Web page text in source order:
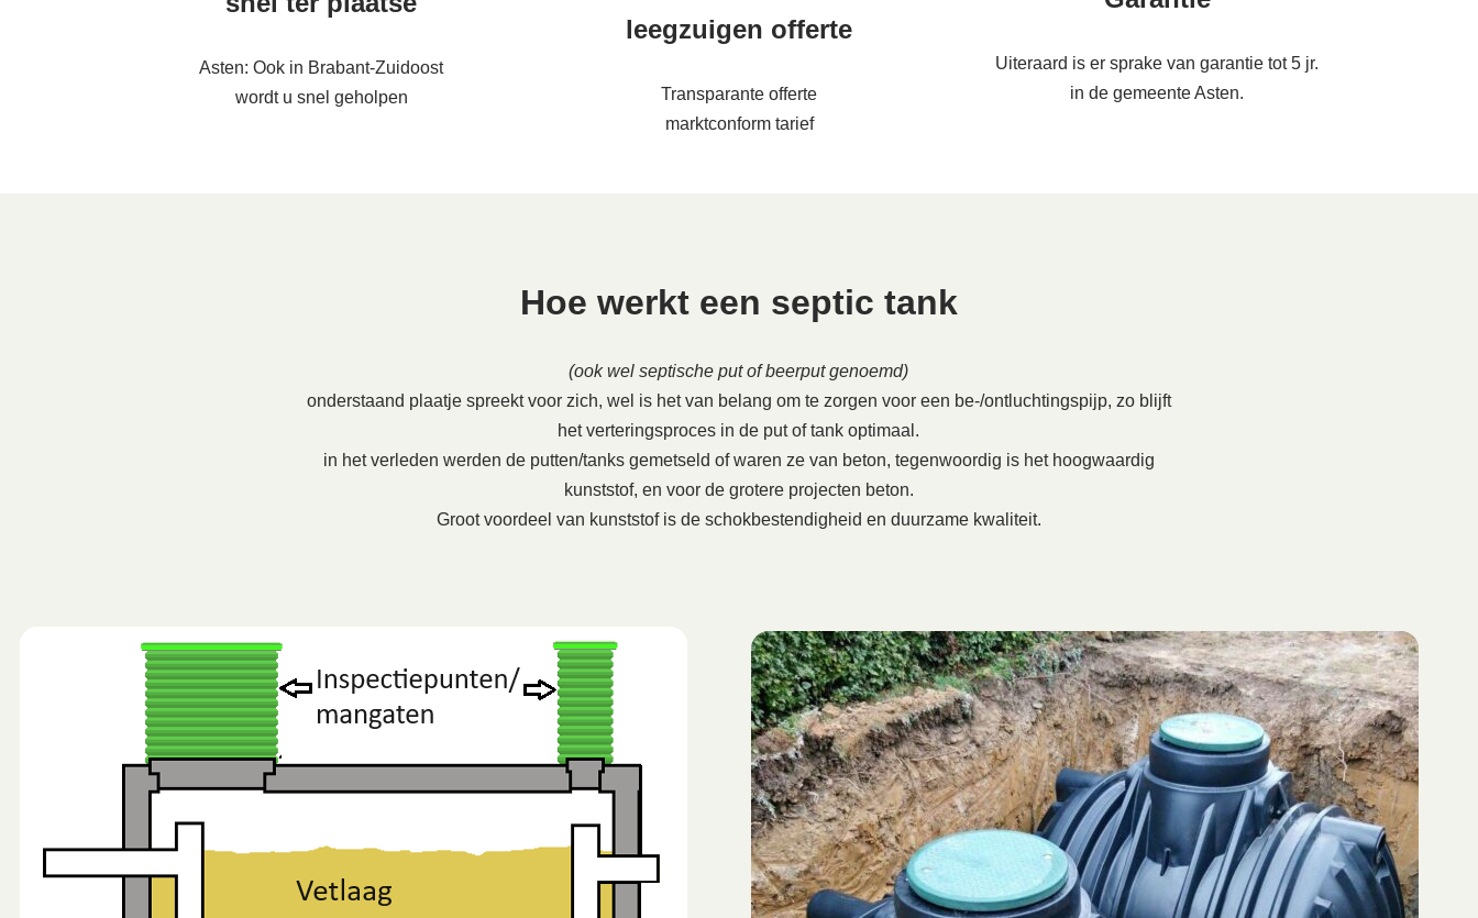
Asten: Ook in Brabant-Zuidoost
wordt u snel geholpen
leegzuigen offerte
Transparante offerte
marktconform tarief
Uiteraard is er sprake van garantie tot 5 jr.
in de gemeente Asten.
Hoe werkt een septic tank
(ook wel septische put of beerput genoemd)
onderstaand plaatje spreekt voor zich, wel is het van belang om te zorgen voor een be-/ontluchtingspijp, zo blijft
het verteringsproces in de put of tank optimaal.
in het verleden werden de putten/tanks gemetseld of waren ze van beton, tegenwoordig is het hoogwaardig
kunststof, en voor de grotere projecten beton.
Groot voordeel van kunststof is de schokbestendigheid en duurzame kwaliteit.